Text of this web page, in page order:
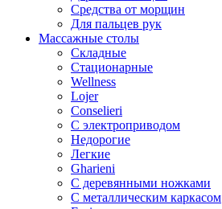
Средства от морщин
Для пальцев рук
Массажные столы
Складные
Стационарные
Wellness
Lojer
Conselieri
С электроприводом
Недорогие
Легкие
Gharieni
С деревянными ножками
С металлическим каркасом